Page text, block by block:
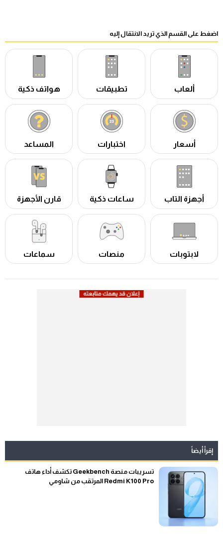
اضغط على القسم الذي تريد الانتقال إليه
ألعاب تطبيقات هواتف ذكية
أسعار اختبارات المساعد
أجهزة التاب ساعات ذكية قارن الأجهزة
لابتوبات منصات سماعات
إقرأ أيضاً
تسريبات منصة Geekbench تكشف أداء هاتف
Redmi K100 Pro المرتقب من شاومي